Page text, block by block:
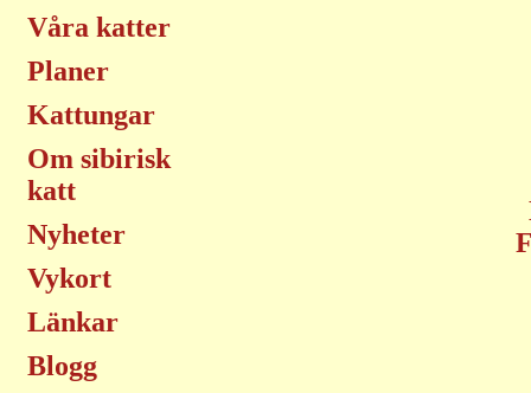
Våra katter
Planer
Kattungar
Om sibirisk
katt
Nyheter
Vykort
Länkar
Blogg